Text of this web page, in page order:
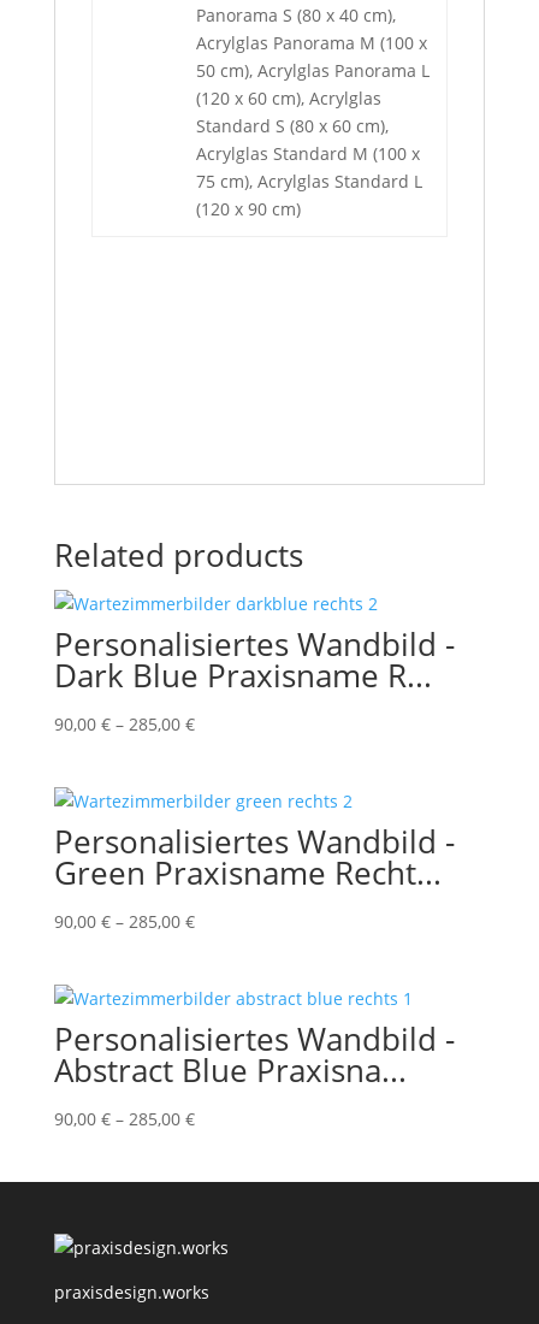
Panorama S (80 x 40 cm),
Acrylglas Panorama M (100 x
50 cm), Acrylglas Panorama L
(120 x 60 cm), Acrylglas
Standard S (80 x 60 cm),
Acrylglas Standard M (100 x
75 cm), Acrylglas Standard L
(120 x 90 cm)
Related products
Personalisiertes Wandbild -
Dark Blue Praxisname R...
90,00 €– 285,00 €
Personalisiertes Wandbild -
Green Praxisname Recht...
90,00 €– 285,00 €
Personalisiertes Wandbild -
Abstract Blue Praxisna...
90,00 €– 285,00 €
praxisdesign.works